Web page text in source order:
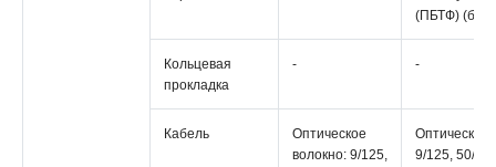
(ПБТФ)
Кольцевая
прокладка
- -
Кабель
Оптическое
волокно: 9/125,
Оптическое
9/125, 50/